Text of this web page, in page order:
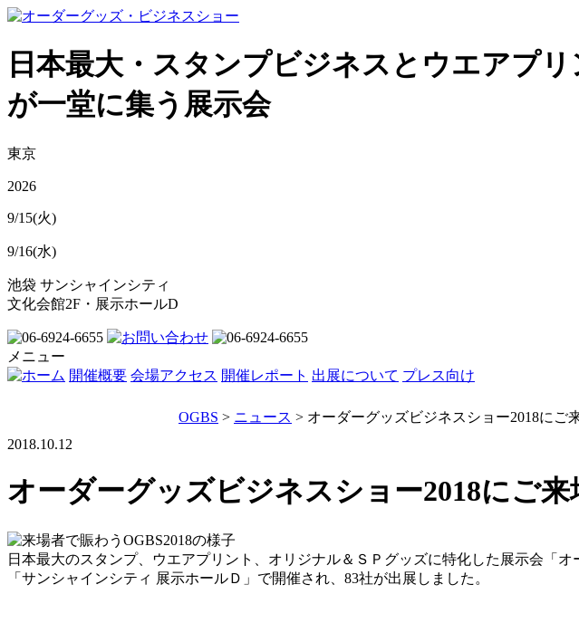
日本最大・スタンプビジネスとウエアプ
が一堂に集う展示会
東京
2026
9/15(火)
9/16(水)
池袋 サンシャインシティ
文化会館2F・展示ホールD
メニュー
開催概要 会場アクセス 開催レポート 出展について プレス向け
OGBS > ニュース > オーダーグッズビジネスショー2018にご
2018.10.12
オーダーグッズビジネスショー2018にご
日本最大のスタンプ、ウエアプリント、オリジナル＆ＳＰグッズに特化した展示会「
「サンシャインシティ 展示ホールＤ」で開催され、83社が出展しました。